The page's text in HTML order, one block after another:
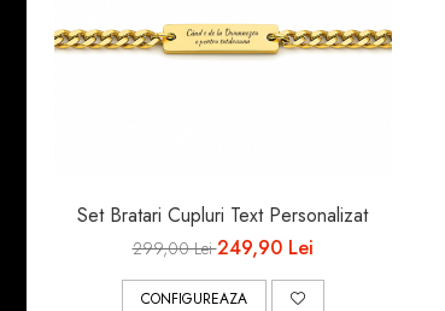
Set Bratari Cupluri Text Personalizat
299,00 Lei249,90 Lei
CONFIGUREAZA